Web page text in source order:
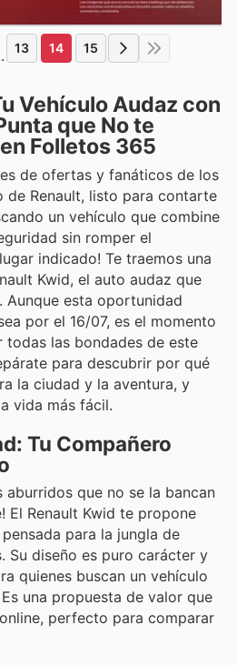
13 14 15
Vehículo Audaz con
que No te
Folletos 365
de ofertas y fanáticos de los
de Renault, listo para contarte
un vehículo que combine
sin romper el
indicado! Te traemos una
Kwid, el auto audaz que
Aunque esta oportunidad
por el 16/07, es el momento
las bondades de este
para descubrir por qué
la ciudad y la aventura, y
vida más fácil.
Tu Compañero
aburridos que no se la bancan
El Renault Kwid te propone
para la jungla de
Su diseño es puro carácter y
quienes buscan un vehículo
una propuesta de valor que
perfecto para comparar